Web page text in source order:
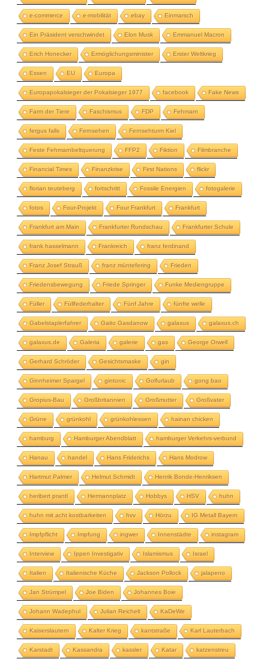
e-commerce e-mobilität ebay Einmarsch
Ein Präsident verschwindet Elon Musk Emmanuel Macron
Erich Honecker Ermöglichungsminister Erster Weltkrieg
Essen EU Europa
Europapokalsieger der Pokalsieger 1977 facebook Fake News
Farm der Tiere Faschismus FDP Fehmarn
fergus falls Fernsehen Fernsehturm Kiel
Feste Fehmarnbeltquerung FFP2 Fiktion Filmbranche
Financial Times Finanzkrise First Nations flickr
florian teuteberg fortschritt Fossile Energien fotogalerie
fotos Four-Projekt Four Frankfurt Frankfurt
Frankfurt am Main Frankfurter Rundschau Frankfurter Schule
frank hasselmann Frankreich franz ferdinand
Franz Josef Strauß franz müntefering Frieden
Friedensbewegung Friede Springer Funke Mediengruppe
Füller Füllfederhalter Fünf Jahre fünfte welle
Gabelstaplerfahrer Gaito Gasdanow galaxus galaxus.ch
galaxus.de Galeria galerie gas George Orwell
Gerhard Schröder Gesichtsmaske gin
Ginnheimer Spargel gintonic Golfurlaub gong bao
Gropius-Bau Großbritannien Großmutter Großvater
Grüne grünkohl grünkohlessen hainan chicken
hamburg Hamburger Abendblatt hamburger Verkehrs-verbund
Hanau handel Hans Friderichs Hans Modrow
Hartmut Palmer Helmut Schmidt Henrik Bonde-Henriksen
heribert prantl Hermannplatz Hobbys HSV huhn
huhn mit acht kostbarkeiten hvv Hörzu IG Metall Bayern
Impfpflicht Impfung ingwer Innenstädte instagram
Interview Ippen Investigativ Islamismus Israel
Italien Italienische Küche Jackson Pollock jalapeno
Jan Strümpel Joe Biden Johannes Boie
Johann Wadephul Julian Reichelt KaDeWe
Kaiserslautern Kalter Krieg kantstraße Karl Lauterbach
Karstadt Kassandra kassler Katar katzenstreu